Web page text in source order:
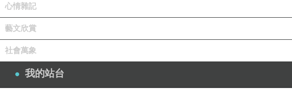
心情雜記
藝文欣賞
社會萬象
我的站台